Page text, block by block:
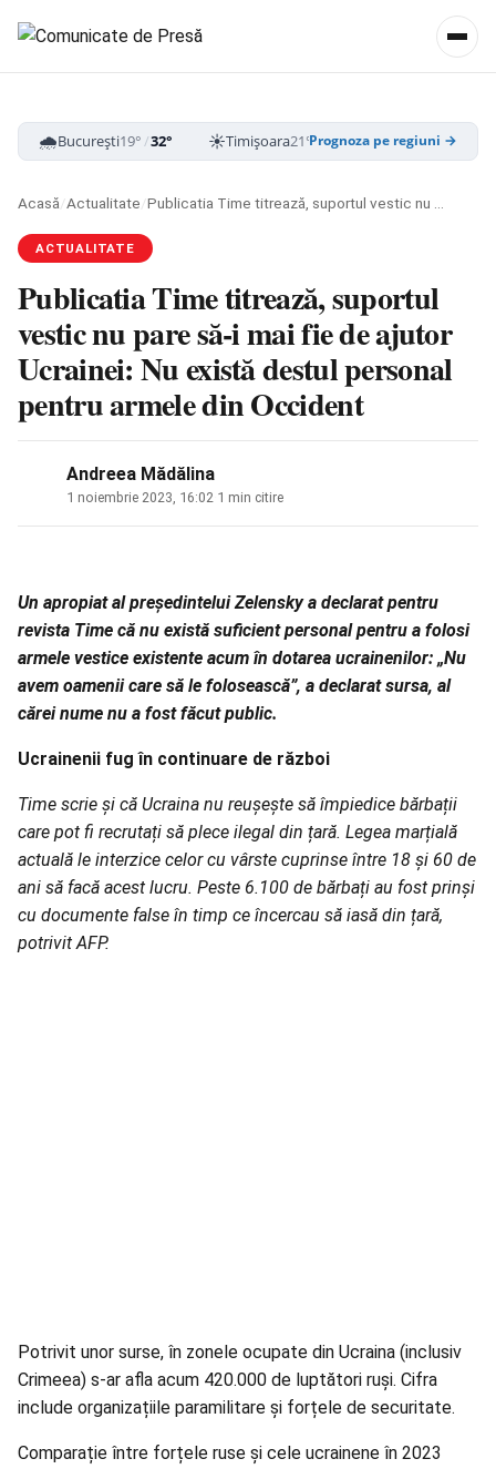
🌧️București19°/32° ☀️Timișoara21°/33° ☁️Cluj-Napoca
Prognoza pe regiuni →
Acasă/Actualitate/
ACTUALITATE
Publicatia Time titrează, suportul
vestic nu pare să-i mai fie de ajutor
Ucrainei: Nu există destul personal
pentru armele din Occident
Andreea Mădălina
1 noiembrie 2023, 16:02 1 min citire
Un apropiat al președintelui Zelensky a declarat pentru
revista Time că nu există suficient personal pentru a folosi
armele vestice existente acum în dotarea ucrainenilor: „Nu
avem oamenii care să le folosească”, a declarat sursa, al
cărei nume nu a fost făcut public.
Ucrainenii fug în continuare de război
Time scrie și că Ucraina nu reușește să împiedice bărbații
care pot fi recrutați să plece ilegal din țară. Legea marțială
actuală le interzice celor cu vârste cuprinse între 18 și 60 de
ani să facă acest lucru. Peste 6.100 de bărbați au fost prinși
cu documente false în timp ce încercau să iasă din țară,
potrivit AFP.
Potrivit unor surse, în zonele ocupate din Ucraina (inclusiv
Crimeea) s-ar afla acum 420.000 de luptători ruși. Cifra
include organizațiile paramilitare și forțele de securitate.
Comparație între forțele ruse și cele ucrainene în 2023